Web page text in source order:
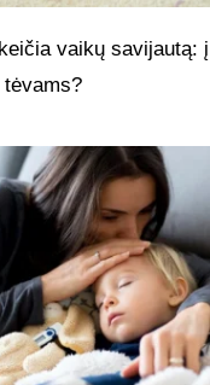
vaikų savijautą: